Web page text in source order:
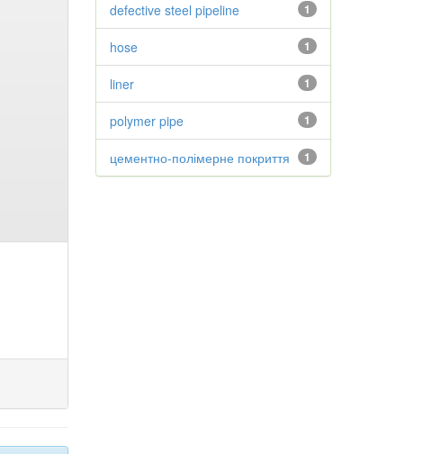
1
defective steel pipeline
1
hose
1
liner
1
polymer pipe
1
цементно-полімерне покриття